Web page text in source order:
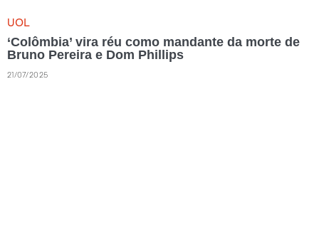
UOL
‘Colômbia’ vira réu como mandante da morte de
Bruno Pereira e Dom Phillips
21/07/2025